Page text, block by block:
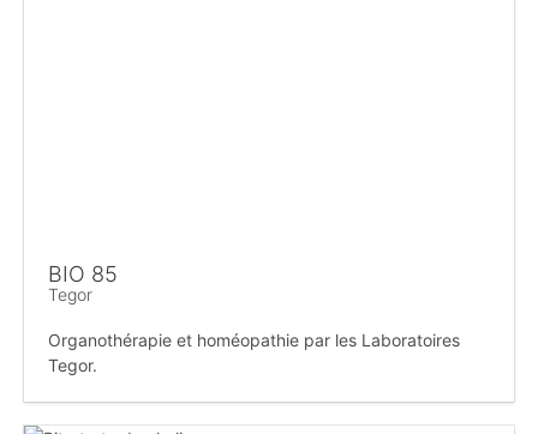
BIO 85
Tegor
Organothérapie et homéopathie par les Laboratoires
Tegor.